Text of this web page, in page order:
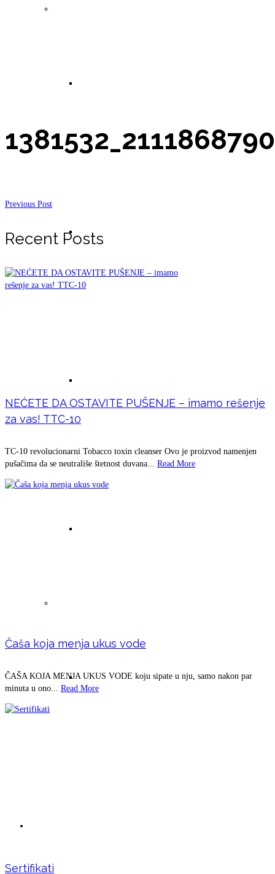
strije, preventivu i regeneraciju kože 100ml
Prirodna krema za – Eksceme (gljivice,
tetiva i mišića – Gavez
Prirodna mešavina u prahu -čaj- za pranje
Previous Post
Recent Posts
NEĆETE DA OSTAVITE PUŠENJE – imamo rešenje
za vas! TTC-10
TC-10 revolucionarni Tobacco toxin cleanser Ovo je proizvod namenjen
pušačima da se neutrališe štetnost duvana... Read More
Čaša koja menja ukus vode
ČAŠA KOJA MENJA UKUS VODE koju sipate u nju, samo nakon par
minuta u ono... Read More
Sertifikati